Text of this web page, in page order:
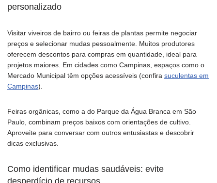
personalizado
Visitar viveiros de bairro ou feiras de plantas permite negociar
preços e selecionar mudas pessoalmente. Muitos produtores
oferecem descontos para compras em quantidade, ideal para
projetos maiores. Em cidades como Campinas, espaços como o
Mercado Municipal têm opções acessíveis (confira suculentas em
Campinas).
Feiras orgânicas, como a do Parque da Água Branca em São
Paulo, combinam preços baixos com orientações de cultivo.
Aproveite para conversar com outros entusiastas e descobrir
dicas exclusivas.
Como identificar mudas saudáveis: evite
desperdício de recursos